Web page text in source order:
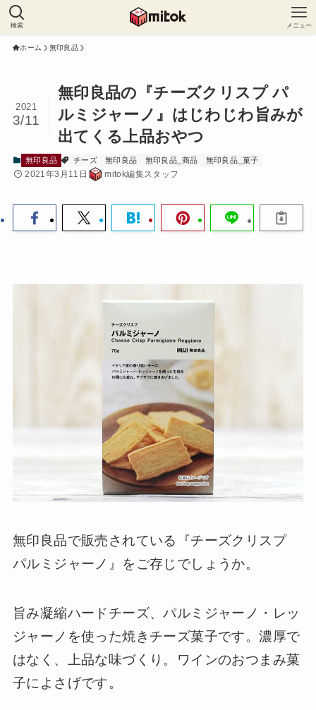
検索 メニュー
ホーム 無印良品
無印良品の『チーズクリスプ パ
ルミジャーノ』はじわじわ旨みが
出てくる上品おやつ
2021
3/11
無印良品 チーズ 無印良品 無印良品_商品 無印良品_菓子
2021年3月11日 mitok編集スタッフ
無印良品で販売されている『チーズクリスプ
パルミジャーノ』をご存じでしょうか。
旨み凝縮ハードチーズ、パルミジャーノ・レッ
ジャーノを使った焼きチーズ菓子です。濃厚で
はなく、上品な味づくり。ワインのおつまみ菓
子によさげです。